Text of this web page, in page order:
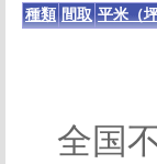
種類 間取 平米（坪
全国